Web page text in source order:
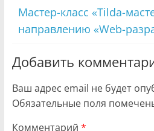
Мастер-класс «Tilda-
направлению «Web-
Добавить
Ваш адрес email не будет
Обязательные поля
Комментарий *